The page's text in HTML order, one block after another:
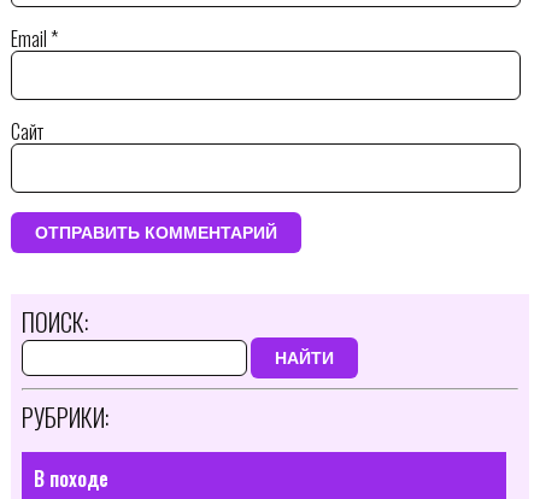
Email*
Сайт
ПОИСК:
НАЙТИ
РУБРИКИ:
В походе